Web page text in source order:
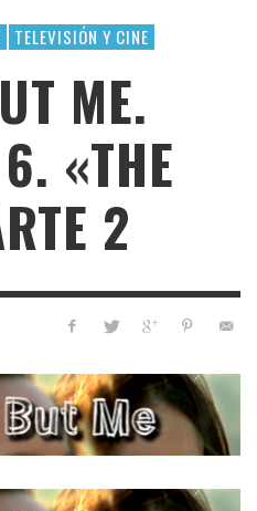
TELEVISIÓN Y CINE
ME.
«THE
2